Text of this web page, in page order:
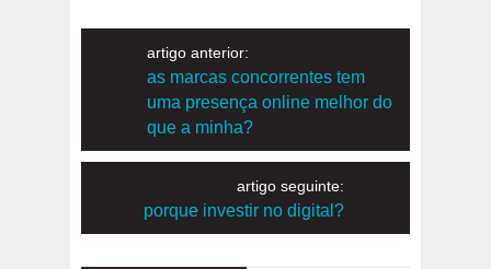
artigo anterior:
as marcas concorrentes tem
uma presença online melhor do
que a minha?
artigo seguinte:
porque investir no digital?